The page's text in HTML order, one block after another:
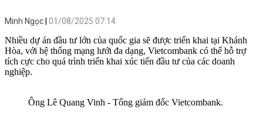
Minh Ngọc 01/08/2025 07:14
Nhiều dự án đầu tư lớn của quốc gia sẽ được triển khai tại Khánh
Hòa, với hệ thống mạng lưới đa dạng, Vietcombank có thể hỗ trợ
tích cực cho quá trình triển khai xúc tiến đầu tư của các doanh
nghiệp.
Ông Lê Quang Vinh - Tổng giám đốc Vietcombank.